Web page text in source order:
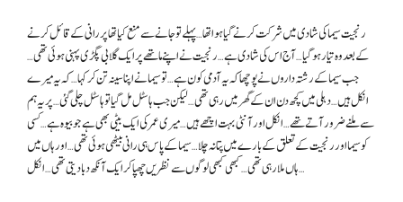
رنجیت سیما کی شادی میں شرکت کرنے گیا ہوا تھا… پہلے تو جانے سے منع کیا تھا پر رانی کے قائل کرنے
کے بعد وہ تیار ہو گیا… آج اس کی شادی ہے… رنجیت نے اپنے ماتھے پر ایک گلابی پگڑی پہنی ہوئی تھی…
جب سیما کے رشتہ داروں نے پوچھا کہ یہ آدمی کون ہے… تو سیما نے اپنا سینہ تن کر کہا… کہ یہ میرے
انکل ہیں… دہلی میں کچھ دن ان کے گھر میں رہی تھی… لیکن جب ہاسٹل مل گیا تو ہاسٹل چلی گئی… پر یہ ہم
سے ملنے ضرور آتے تھے… انکل اور آنٹی بہت اچھے ہیں… میری عمر کی ایک بیٹی بھی ہے جو بیوہ ہے… کسی
کو سیما اور رنجیت کے تعلق کے بارے میں پتا نہ چلا… سیما کے پاس ہی رانی بیٹھی ہوئی تھی… اور ہاں میں
ہاں ملا رہی تھی… کبھی کبھی لوگوں سے نظریں چھپا کر ایک آنکھ دبا دیتی تھی… انکل…